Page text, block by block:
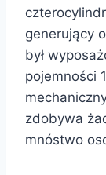
generujący
był
pojemności
zdobywa
mnóstwo